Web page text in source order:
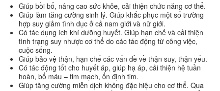
Giúp bồi bổ, nâng cao sức khỏe, cải thiện chức năng cơ thể.
Giúp làm tăng cường sinh lý. Giúp khắc phục một số trường
hợp suy giảm tình dục ở cả nam giới và nữ giới.
Có tác dụng ích khí dưỡng huyết. Giúp hạn chế và cải thiện
tình trạng suy nhược cơ thể do các tác động từ công việc,
cuộc sống.
Giúp bảo vệ thận, hạn chế các vấn đề về thận suy, thận yếu.
Có tác động tốt cho huyết áp, giúp hạ áp, cải thiện hệ tuần
hoàn, bổ máu – tim mạch, ổn định tim.
Giúp tăng cường miễn dịch không đặc hiệu cho cơ thể. Qua